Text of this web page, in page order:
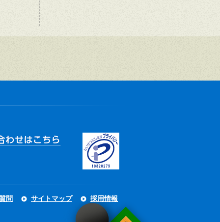
問 サイトマップ 採用情報